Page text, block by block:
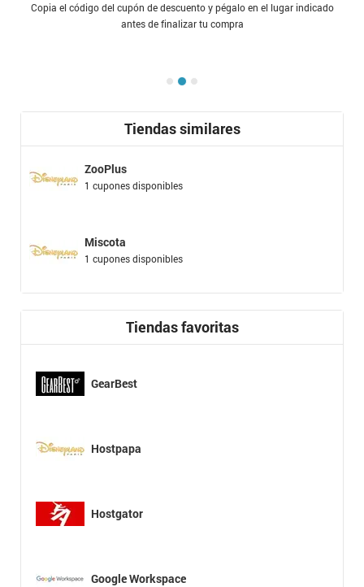
Copia el código del cupón de descuento y pégalo en el lugar indicado
antes de finalizar tu compra
Tiendas similares
ZooPlus
1 cupones disponibles
Miscota
1 cupones disponibles
Tiendas favoritas
GearBest
Hostpapa
Hostgator
Google Workspace